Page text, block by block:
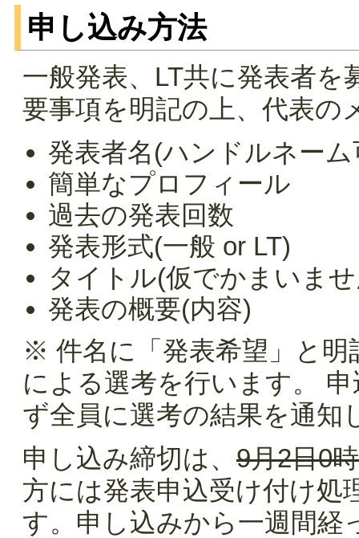
申し込み方法
一般発表、LT共に発表者
要事項を明記の上、代表の
発表者名(ハンドルネーム
簡単なプロフィール
過去の発表回数
発表形式(一般 or LT)
タイトル(仮でかまいま
発表の概要(内容)
※ 件名に「発表希望」と明
による選考を行います。
ず全員に選考の結果を通知
申し込み締切は、 9月2日0時
方には発表申込受け付け処
す。申し込みから一週間経